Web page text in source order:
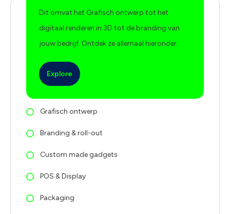
Dit omvat het Grafisch ontwerp tot het
digitaal renderen in 3D tot de branding van
jouw bedrijf. Ontdek ze allemaal hieronder.
Explore
Grafisch ontwerp
Branding & roll-out
Custom made gadgets
POS & Display
Packaging